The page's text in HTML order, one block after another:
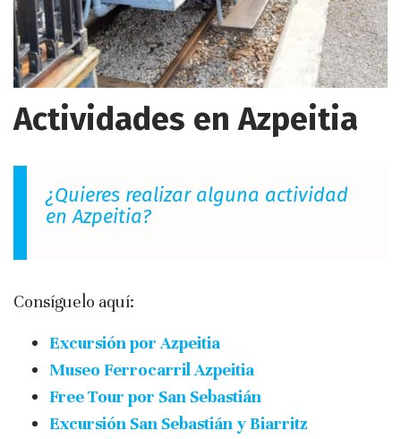
Actividades en Azpeitia
¿Quieres realizar alguna actividad
en Azpeitia?
Consíguelo aquí:
Excursión por Azpeitia
Museo Ferrocarril Azpeitia
Free Tour por San Sebastián
Excursión San Sebastián y Biarritz